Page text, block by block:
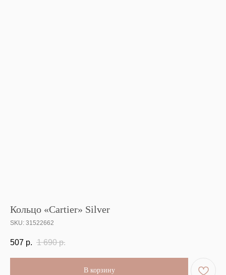
Кольцо «Cartier» Silver
SKU: 31522662
507 р. 1 690 р.
В корзину